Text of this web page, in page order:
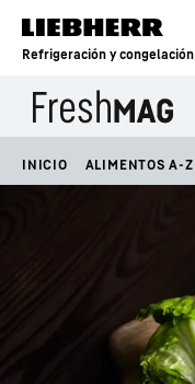
Refrigeración y congelación
INICIO ALIMENTOS A-Z